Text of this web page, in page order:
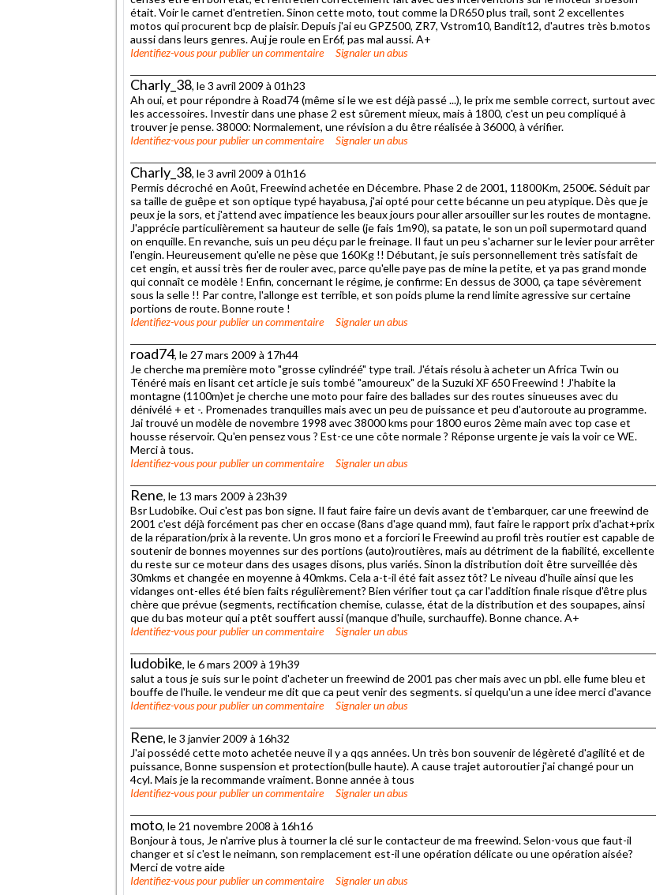
était. Voir le carnet d'entretien. Sinon cette moto, tout comme la DR650 plus trail, sont 2 excellentes
motos qui procurent bcp de plaisir. Depuis j'ai eu GPZ500, ZR7, Vstrom10, Bandit12, d'autres très b.motos
aussi dans leurs genres. Auj je roule en Er6f, pas mal aussi. A+
Identifiez-vouspour publier un commentaire Signaler un abus
Charly_38, le 3 avril 2009 à 01h23
Ah oui, et pour répondre à Road74 (même si le we est déjà passé ...), le prix me semble correct, surtout avec
les accessoires. Investir dans une phase 2 est sûrement mieux, mais à 1800, c'est un peu compliqué à
trouver je pense. 38000: Normalement, une révision a du être réalisée à 36000, à vérifier.
Identifiez-vouspour publier un commentaire Signaler un abus
Charly_38, le 3 avril 2009 à 01h16
Permis décroché en Août, Freewind achetée en Décembre. Phase 2 de 2001, 11800Km, 2500€. Séduit par
sa taille de guêpe et son optique typé hayabusa, j'ai opté pour cette bécanne un peu atypique. Dès que je
peux je la sors, et j'attend avec impatience les beaux jours pour aller arsouiller sur les routes de montagne.
J'apprécie particulièrement sa hauteur de selle (je fais 1m90), sa patate, le son un poil supermotard quand
on enquille. En revanche, suis un peu déçu par le freinage. Il faut un peu s'acharner sur le levier pour arrêter
l'engin. Heureusement qu'elle ne pèse que 160Kg !! Débutant, je suis personnellement très satisfait de
cet engin, et aussi très fier de rouler avec, parce qu'elle paye pas de mine la petite, et ya pas grand monde
qui connaît ce modèle ! Enfin, concernant le régime, je confirme: En dessus de 3000, ça tape sévèrement
sous la selle !! Par contre, l'allonge est terrible, et son poids plume la rend limite agressive sur certaine
portions de route. Bonne route !
Identifiez-vouspour publier un commentaire Signaler un abus
road74, le 27 mars 2009 à 17h44
Je cherche ma première moto "grosse cylindréé" type trail. J'étais résolu à acheter un Africa Twin ou
Ténéré mais en lisant cet article je suis tombé "amoureux" de la Suzuki XF 650 Freewind ! J'habite la
montagne (1100m)et je cherche une moto pour faire des ballades sur des routes sinueuses avec du
dénivélé + et -. Promenades tranquilles mais avec un peu de puissance et peu d'autoroute au programme.
Jai trouvé un modèle de novembre 1998 avec 38000 kms pour 1800 euros 2ème main avec top case et
housse réservoir. Qu'en pensez vous ? Est-ce une côte normale ? Réponse urgente je vais la voir ce WE.
Merci à tous.
Identifiez-vouspour publier un commentaire Signaler un abus
Rene, le 13 mars 2009 à 23h39
Bsr Ludobike. Oui c'est pas bon signe. Il faut faire faire un devis avant de t'embarquer, car une freewind de
2001 c'est déjà forcément pas cher en occase (8ans d'age quand mm), faut faire le rapport prix d'achat+prix
de la réparation/prix à la revente. Un gros mono et a forciori le Freewind au profil très routier est capable de
soutenir de bonnes moyennes sur des portions (auto)routières, mais au détriment de la fiabilité, excellente
du reste sur ce moteur dans des usages disons, plus variés. Sinon la distribution doit être surveillée dès
30mkms et changée en moyenne à 40mkms. Cela a-t-il été fait assez tôt? Le niveau d'huile ainsi que les
vidanges ont-elles été bien faits régulièrement? Bien vérifier tout ça car l'addition finale risque d'être plus
chère que prévue (segments, rectification chemise, culasse, état de la distribution et des soupapes, ainsi
que du bas moteur qui a ptêt souffert aussi (manque d'huile, surchauffe). Bonne chance. A+
Identifiez-vouspour publier un commentaire Signaler un abus
ludobike, le 6 mars 2009 à 19h39
salut a tous je suis sur le point d'acheter un freewind de 2001 pas cher mais avec un pbl. elle fume bleu et
bouffe de l'huile. le vendeur me dit que ca peut venir des segments. si quelqu'un a une idee merci d'avance
Identifiez-vouspour publier un commentaire Signaler un abus
Rene, le 3 janvier 2009 à 16h32
J'ai possédé cette moto achetée neuve il y a qqs années. Un très bon souvenir de légèreté d'agilité et de
puissance, Bonne suspension et protection(bulle haute). A cause trajet autoroutier j'ai changé pour un
4cyl. Mais je la recommande vraiment. Bonne année à tous
Identifiez-vouspour publier un commentaire Signaler un abus
moto, le 21 novembre 2008 à 16h16
Bonjour à tous, Je n'arrive plus à tourner la clé sur le contacteur de ma freewind. Selon-vous que faut-il
changer et si c'est le neimann, son remplacement est-il une opération délicate ou une opération aisée?
Merci de votre aide
Identifiez-vouspour publier un commentaire Signaler un abus